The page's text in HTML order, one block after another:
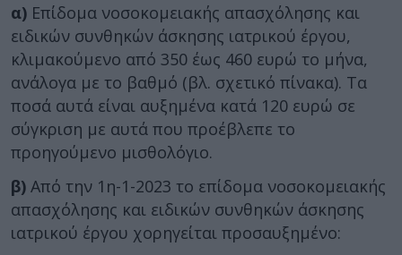
α) Επίδομα νοσοκομειακής απασχόλησης και
ειδικών συνθηκών άσκησης ιατρικού έργου,
κλιμακούμενο από 350 έως 460 ευρώ το μήνα,
ανάλογα με το βαθμό (βλ. σχετικό πίνακα). Τα
ποσά αυτά είναι αυξημένα κατά 120 ευρώ σε
σύγκριση με αυτά που προέβλεπε το
προηγούμενο μισθολόγιο.
β) Από την 1η-1-2023 το επίδομα νοσοκομειακής
απασχόλησης και ειδικών συνθηκών άσκησης
ιατρικού έργου χορηγείται προσαυξημένο: